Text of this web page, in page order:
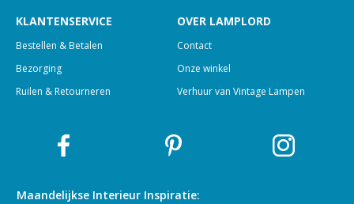
KLANTENSERVICE
Bestellen & Betalen
Bezorging
Ruilen & Retourneren
OVER LAMPLORD
Contact
Onze winkel
Verhuur van Vintage Lampen
Maandelijkse Interieur Inspiratie: